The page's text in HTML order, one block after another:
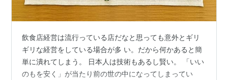
飲食店経営は流行っている店だなと思っても意外とギリ
ギリな経営をしている場合が多 い。だから何かあると簡
単に潰れてしまう。 日本人は技術もあるし賢い。 「いい
のもを安く」が当たり前の世の中になってしまってい